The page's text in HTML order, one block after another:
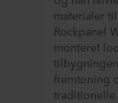
materialer
Rockpanel
monteret
fremtoning
traditionelle